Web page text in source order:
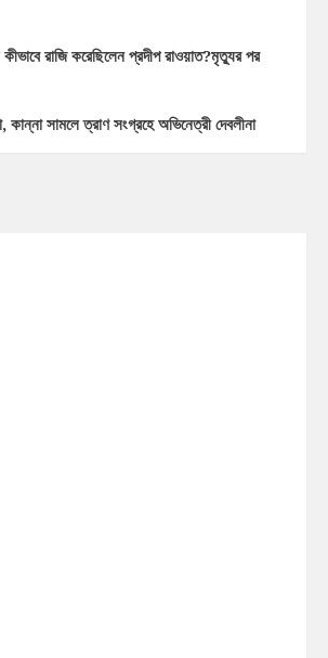
রাজি করেছিলেন প্রদীপ রাওয়াত?মৃত্যুর পর
সামলে ত্রাণ সংগ্রহে অভিনেত্রী দেবলীনা